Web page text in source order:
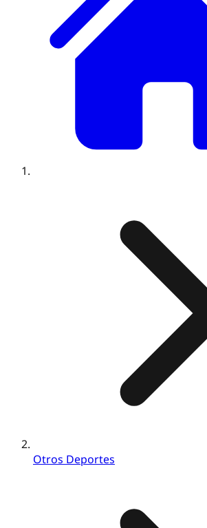
Otros Deportes